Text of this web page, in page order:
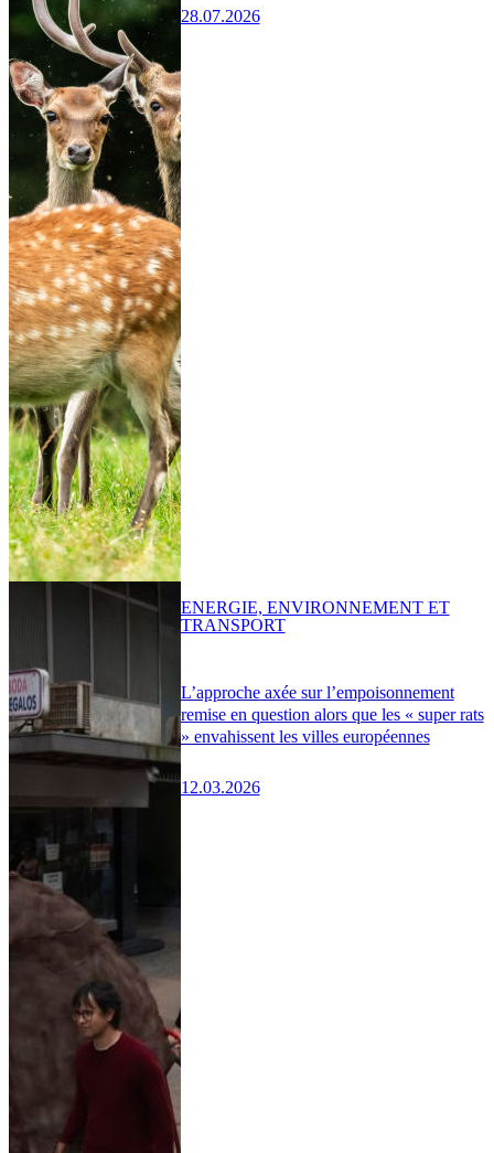
28.07.2026
L’approche axée sur l’empoisonnement
remise en question alors que les « super rats
» envahissent les villes européennes
12.03.2026
ENERGIE, ENVIRONNEMENT ET
TRANSPORT